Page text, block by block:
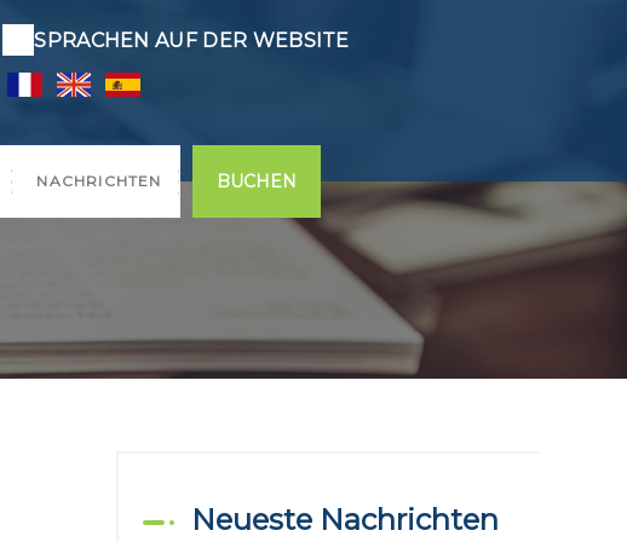
SPRACHEN AUF DER WEBSITE
NACHRICHTEN BUCHEN
Neueste Nachrichten